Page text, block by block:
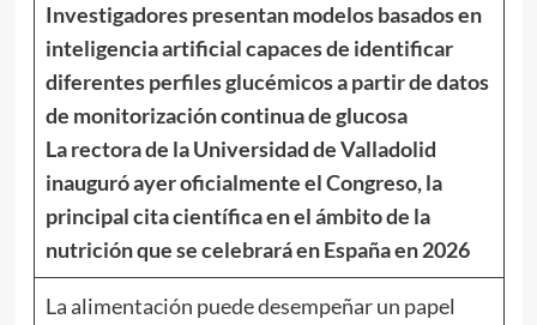
Investigadores presentan modelos basados en
inteligencia artificial capaces de identificar
diferentes perfiles glucémicos a partir de datos
de monitorización continua de glucosa
La rectora de la Universidad de Valladolid
inauguró ayer oficialmente el Congreso, la
principal cita científica en el ámbito de la
nutrición que se celebrará en España en 2026
La alimentación puede desempeñar un papel